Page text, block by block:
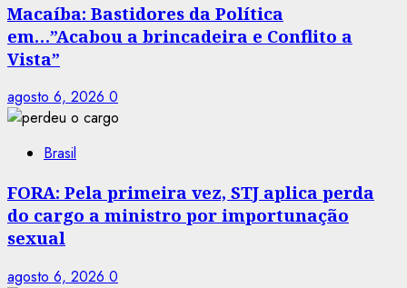
Macaíba: Bastidores da Política
em…”Acabou a brincadeira e Conflito a
Vista”
agosto 6, 2026 0
Brasil
FORA: Pela primeira vez, STJ aplica perda
do cargo a ministro por importunação
sexual
agosto 6, 2026 0